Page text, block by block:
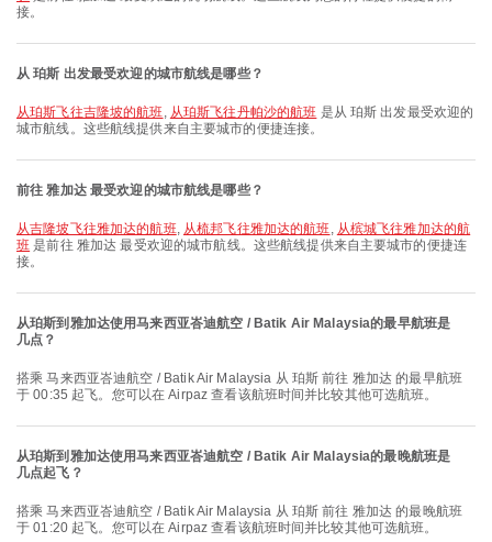
接。
从 珀斯 出发最受欢迎的城市航线是哪些？
从珀斯飞往吉隆坡的航班, 从珀斯飞往丹帕沙的航班 是从 珀斯 出发最受欢迎的
城市航线。这些航线提供来自主要城市的便捷连接。
前往 雅加达 最受欢迎的城市航线是哪些？
从吉隆坡飞往雅加达的航班, 从梳邦飞往雅加达的航班, 从槟城飞往雅加达的航
班 是前往 雅加达 最受欢迎的城市航线。这些航线提供来自主要城市的便捷连
接。
从珀斯到雅加达使用马来西亚峇迪航空 / Batik Air Malaysia的最早航班是
几点？
搭乘 马来西亚峇迪航空 / Batik Air Malaysia 从 珀斯 前往 雅加达 的最早航班
于 00:35 起飞。您可以在 Airpaz 查看该航班时间并比较其他可选航班。
从珀斯到雅加达使用马来西亚峇迪航空 / Batik Air Malaysia的最晚航班是
几点起飞？
搭乘 马来西亚峇迪航空 / Batik Air Malaysia 从 珀斯 前往 雅加达 的最晚航班
于 01:20 起飞。您可以在 Airpaz 查看该航班时间并比较其他可选航班。